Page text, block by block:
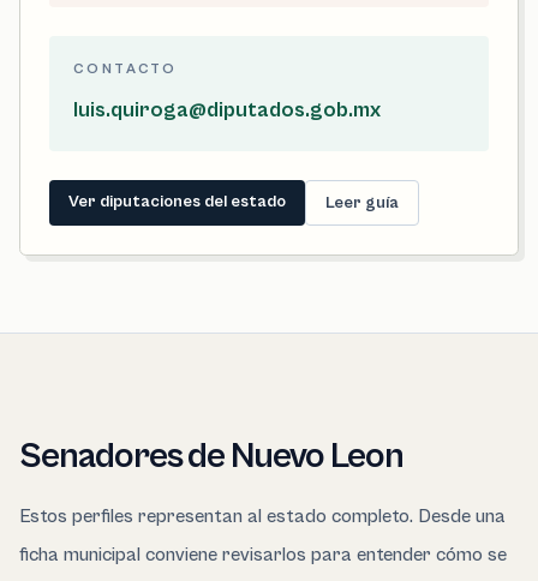
CONTACTO
luis.quiroga@diputados.gob.mx
Ver diputaciones del estado Leer guía
Senadores de Nuevo Leon
Estos perfiles representan al estado completo. Desde una
ficha municipal conviene revisarlos para entender cómo se